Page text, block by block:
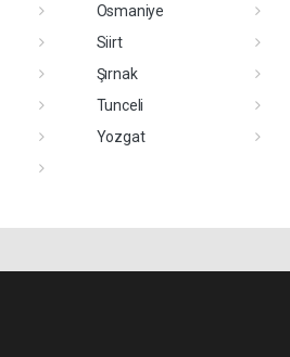
Osmaniye
Siirt
Şırnak
Tunceli
Yozgat